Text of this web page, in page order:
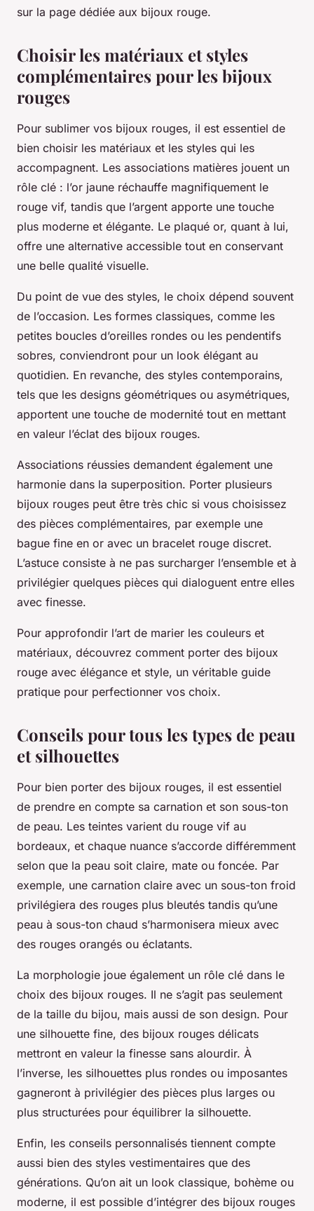
sur la page dédiée aux bijoux rouge.
Choisir les matériaux et styles
complémentaires pour les bijoux
rouges
Pour sublimer vos bijoux rouges, il est essentiel de
bien choisir les matériaux et les styles qui les
accompagnent. Les associations matières jouent un
rôle clé : l’or jaune réchauffe magnifiquement le
rouge vif, tandis que l’argent apporte une touche
plus moderne et élégante. Le plaqué or, quant à lui,
offre une alternative accessible tout en conservant
une belle qualité visuelle.
Du point de vue des styles, le choix dépend souvent
de l’occasion. Les formes classiques, comme les
petites boucles d’oreilles rondes ou les pendentifs
sobres, conviendront pour un look élégant au
quotidien. En revanche, des styles contemporains,
tels que les designs géométriques ou asymétriques,
apportent une touche de modernité tout en mettant
en valeur l’éclat des bijoux rouges.
Associations réussies demandent également une
harmonie dans la superposition. Porter plusieurs
bijoux rouges peut être très chic si vous choisissez
des pièces complémentaires, par exemple une
bague fine en or avec un bracelet rouge discret.
L’astuce consiste à ne pas surcharger l’ensemble et à
privilégier quelques pièces qui dialoguent entre elles
avec finesse.
Pour approfondir l’art de marier les couleurs et
matériaux, découvrez comment porter des bijoux
rouge avec élégance et style, un véritable guide
pratique pour perfectionner vos choix.
Conseils pour tous les types de peau
et silhouettes
Pour bien porter des bijoux rouges, il est essentiel
de prendre en compte sa carnation et son sous-ton
de peau. Les teintes varient du rouge vif au
bordeaux, et chaque nuance s’accorde différemment
selon que la peau soit claire, mate ou foncée. Par
exemple, une carnation claire avec un sous-ton froid
privilégiera des rouges plus bleutés tandis qu’une
peau à sous-ton chaud s’harmonisera mieux avec
des rouges orangés ou éclatants.
La morphologie joue également un rôle clé dans le
choix des bijoux rouges. Il ne s’agit pas seulement
de la taille du bijou, mais aussi de son design. Pour
une silhouette fine, des bijoux rouges délicats
mettront en valeur la finesse sans alourdir. À
l’inverse, les silhouettes plus rondes ou imposantes
gagneront à privilégier des pièces plus larges ou
plus structurées pour équilibrer la silhouette.
Enfin, les conseils personnalisés tiennent compte
aussi bien des styles vestimentaires que des
générations. Qu’on ait un look classique, bohème ou
moderne, il est possible d’intégrer des bijoux rouges